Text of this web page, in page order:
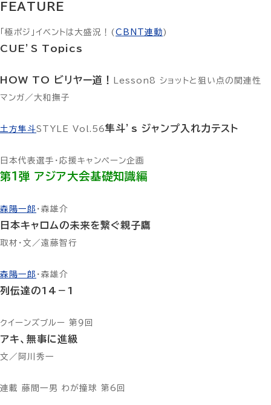
FEATURE
「極ポジ」イベントは大盛況！( CBNT連動 )
CUE’S Topics
HOW TO ビリヤー道！
Lesson8 ショットと狙い点の関連性
マンガ／大和撫子
土方隼斗STYLE Vol.56隼斗’s ジャンプ入れ力テスト
日本代表選手・応援キャンペーン企画
第1弾 アジア大会基礎知識編
森陽一郎 ・森雄介
日本キャロムの未来を繋ぐ親子鷹
取材・文／遠藤智行
森陽一郎 ・森雄介
列伝達の14－1
クイーンズブルー 第９回
アキ、無事に進級
文／阿川秀一
連載 藤間一男 わが撞球 第6回